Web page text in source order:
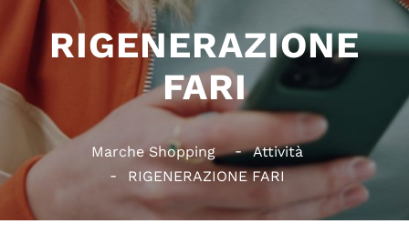
RIGENERAZIONE
FARI
Marche Shopping
Attività
RIGENERAZIONE FARI